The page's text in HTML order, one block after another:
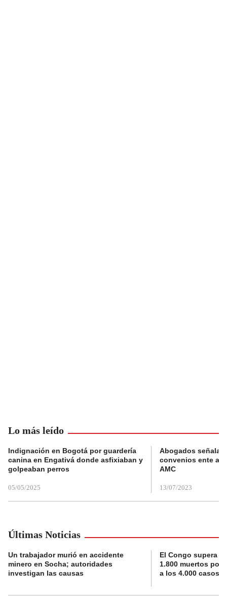
Lo más leído
Indignación en Bogotá por guardería
canina en Engativá donde asfixiaban y
golpeaban perros
05/05/2025
Abogados
convenios ente
AMC
13/07/2023
Últimas Noticias
Un trabajador murió en accidente
minero en Socha; autoridades
investigan las causas
El Congo supera
1.800 muertos por
a los 4.000 casos